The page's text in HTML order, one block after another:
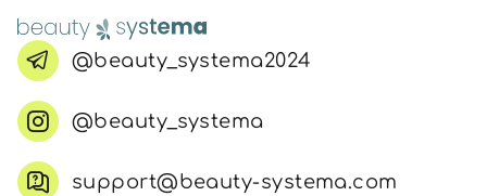
@beauty_systema2024
@beauty_systema
support@beauty-systema.com